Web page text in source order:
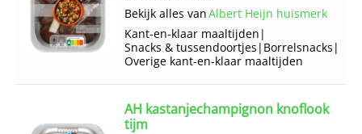
Bekijk alles vanAlbert Heijn huismerk
Kant-en-klaar maaltijden |
Snacks & tussendoortjes | Borrelsnacks |
Overige kant-en-klaar maaltijden
AH kastanjechampignon knoflook
tijm